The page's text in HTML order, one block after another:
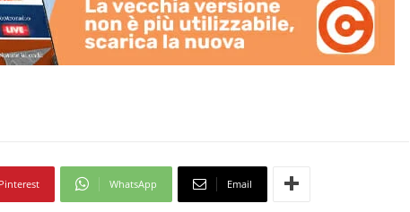
Pinterest WhatsApp Email